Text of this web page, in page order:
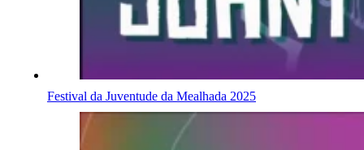
Festival da Juventude da Mealhada 2025